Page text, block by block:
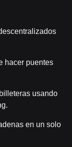
hacer puentes
usando
en un solo